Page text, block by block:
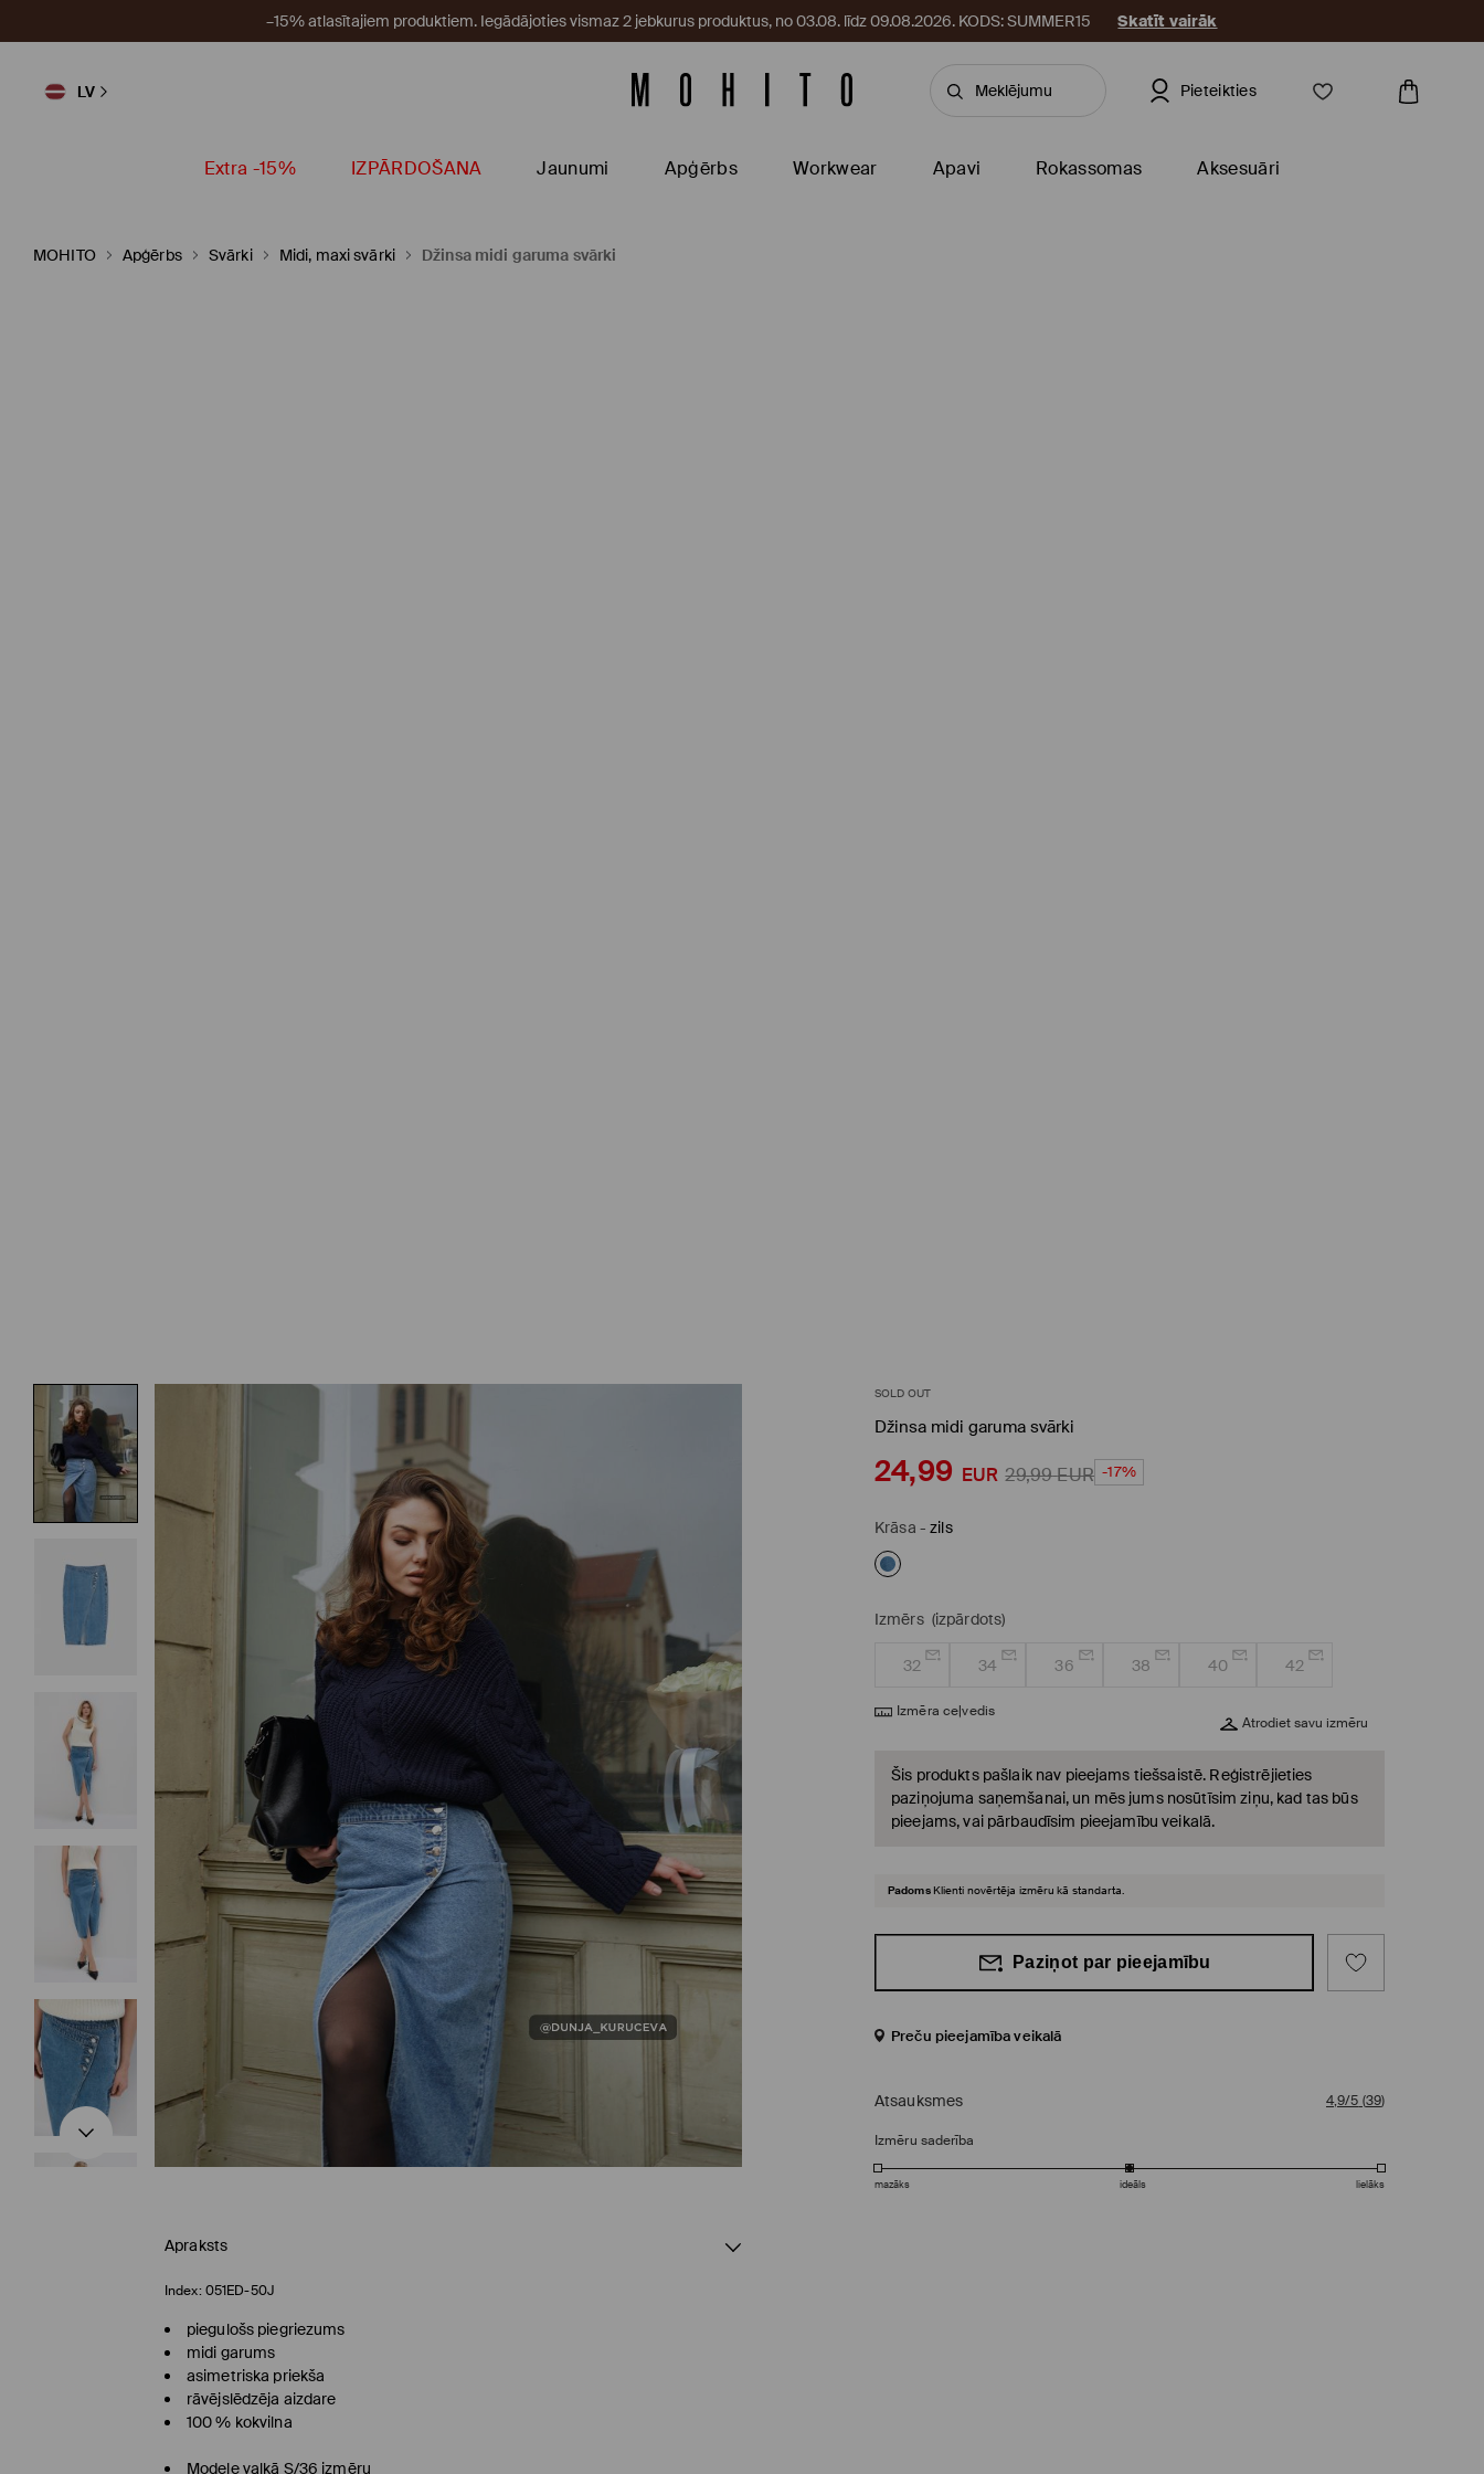
–15% atlasītajiem produktiem. Iegādājoties vismaz 2 jebkurus produktus, no 03.08. līdz 09.08.2026. KODS: SUMMER15 Skatīt vairāk
LV Pieteikties
Extra -15% IZPĀRDOŠANA Jaunumi Apģērbs Workwear Apavi Rokassomas Aksesuāri
MOHITO Apģērbs Svārki Midi, maxi svārki Džinsa midi garuma svārki
SOLD OUT
Džinsa midi garuma svārki
24,99 EUR 29,99EUR -17%
Krāsa -zils
Izmērs (izpārdots)
32 34 36 38 40 42
Izmēra ceļvedis
Atrodiet savu izmēru
Šis produkts pašlaik nav pieejams tiešsaistē. Reģistrējieties
paziņojuma saņemšanai, un mēs jums nosūtīsim ziņu, kad tas būs
pieejams, vai pārbaudīsim pieejamību veikalā.
Padoms Klienti novērtēja izmēru kā standarta.
Paziņot par pieejamību
Preču pieejamība veikalā
Atsauksmes 4,9/5 (39)
Izmēru saderība
mazāks ideāls lielāks
Apraksts
Index: 051ED-50J
piegulošs piegriezums
midi garums
asimetriska priekša
rāvējslēdzēja aizdare
100 % kokvilna
Modele valkā S/36 izmēru